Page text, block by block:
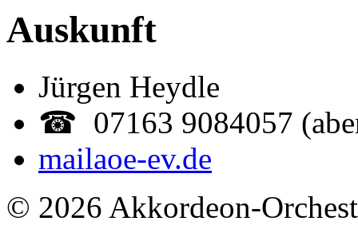
Auskunft
Jürgen Heydle
☎ 07163 9084057
mailaoe-ev.de
© 2026 Akkordeon-